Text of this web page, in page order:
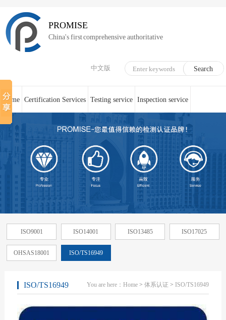
PROMISE
China's first comprehensive authoritative
中文版
Home Certification Services Testing service Inspection service
System Certification Medical device technical counseling Online service
About us
ISO9001 ISO14001 ISO13485 ISO17025
OHSAS18001 ISO/TS16949
ISO/TS16949 You are here：Home >体系认证 > ISO/TS16949